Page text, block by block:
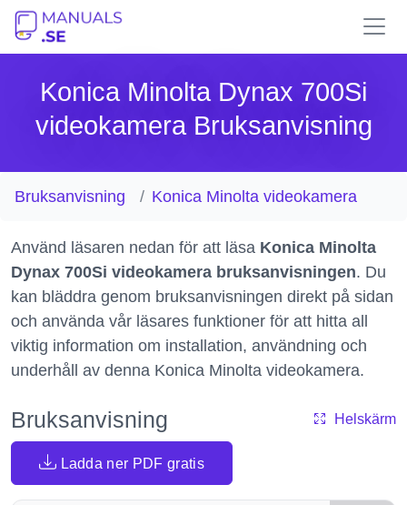
Konica Minolta Dynax 700Si
videokamera Bruksanvisning
Bruksanvisning Konica Minolta videokamera
Använd läsaren nedan för att läsa Konica Minolta
Dynax 700Si videokamera bruksanvisningen. Du
kan bläddra genom bruksanvisningen direkt på sidan
och använda vår läsares funktioner för att hitta all
viktig information om installation, användning och
underhåll av denna Konica Minolta videokamera.
Bruksanvisning Helskärm
Ladda ner PDF gratis